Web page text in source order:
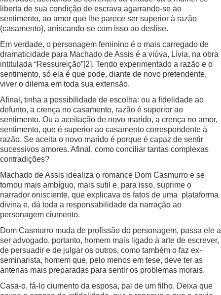
liberta de sua condição de escrava agarrando-se ao
sentimento, ao amor que lhe parece ser superior à razão
(casamento), arriscando-se com isso ao deslise.
Em verdade, o personagem feminino é o mais carregado de
dramaticidade para Machado de Assis é a viúva, Lívia, na obra
intitulada “Ressureição”[2]. Tendo experimentado a razão e o
sentimento, só ela é que pode, diante de novo pretendente,
viver o dilema em toda sua extensão.
Afinal, tinha a possibilidade de escolha: ou a fidelidade ao
defunto, a crença no casamento, razão é superior ao
sentimento. Ou a aceitação de novo marido, a crença no amor,
sentimento, que é superior ao casamento correspondente à
razão. Se aceita o novo marido é porque é capaz de sentir
sucessivos amores. Afinal, como conciliar tantas complexas
contradições?
Machado de Assis idealiza o romance Dom Casmurro e se
tornou mais ambíguo, mais sutil e, para isso, suprime o
narrador onisciente, que explicava os fatos de uma plataforma
divina e, dá toda a responsabilidade da narração ao
personagem ciumento.
Dom Casmurro muda de profissão do personagem, passa ele a
ser advogado, portanto, homem mais ligado à arte de escrever,
de persuadir e de julgar os outros, como também o faz ex-
seminarista, homem que, pelo menos em tese, deve ter as
antenas mais preparadas para sentir os problemas morais.
Casa-o, fá-lo ciumento da esposa, pai de um filho. Deixa que